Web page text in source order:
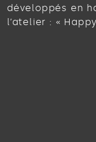
développés en
l’atelier : «